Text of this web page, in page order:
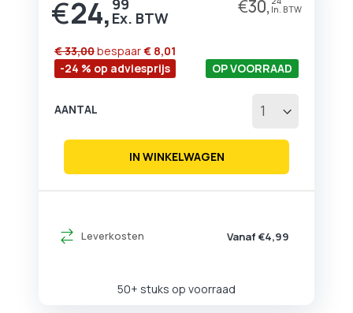
Leverkosten Vanaf €4,99
€24, 99 €30,
-24 % op adviesprijs
€ 33,00bespaar€ 8,01
50+ stuks op voorraad
OP VOORRAAD
AANTAL
IN WINKELWAGEN
afbeeldingen-